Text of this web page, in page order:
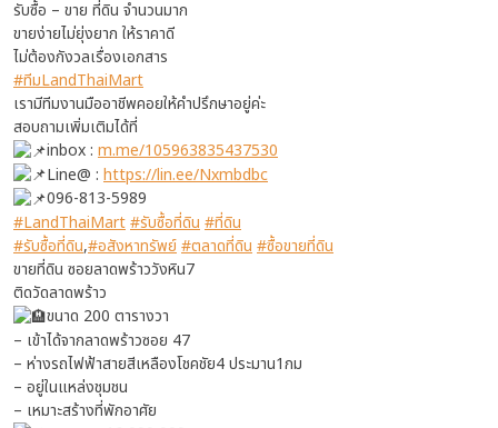
รับซื้อ – ขาย ที่ดิน จำนวนมาก
ขายง่ายไม่ยุ่งยาก ให้ราคาดี
ไม่ต้องกังวลเรื่องเอกสาร
#ทีมLandThaiMart
เรามีทีมงานมืออาชีพคอยให้คำปรึกษาอยู่ค่ะ
สอบถามเพิ่มเติมได้ที่
inbox : m.me/105963835437530
Line@ : https://lin.ee/Nxmbdbc
096-813-5989
#LandThaiMart#รับซื้อที่ดิน #ที่ดิน
#รับซื้อที่ดิน,#อสังหาทรัพย์#ตลาดที่ดิน #ซื้อขายที่ดิน
ขายที่ดิน ซอยลาดพร้าววังหิน7
ติดวัดลาดพร้าว
ขนาด 200 ตารางวา
– เข้าได้จากลาดพร้าวซอย 47
– ห่างรถไฟฟ้าสายสีเหลืองโชคชัย4 ประมาน1กม
– อยู่ในแหล่งชุมชน
– เหมาะสร้างที่พักอาศัย